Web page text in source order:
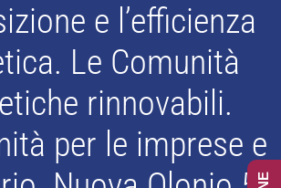
e l’efficienza
Le Comunità
rinnovabili.
per le imprese e